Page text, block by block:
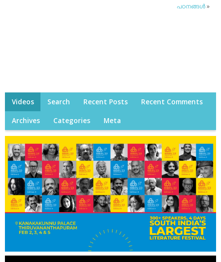
പഠനങ്ങള്‍»
Videos Search Recent Posts Recent Comments
Archives Categories Meta